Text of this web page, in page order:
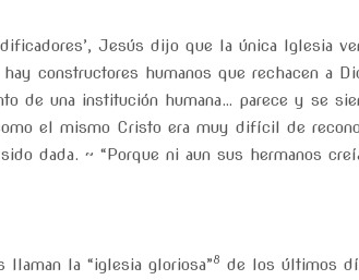
Jesús dijo que la única Iglesia
constructores humanos que rechacen a
de una institución humana… parece y se
el mismo Cristo era muy difícil de
dada. ~ “Porque ni aun sus hermanos
la “iglesia gloriosa”8 de los últimos